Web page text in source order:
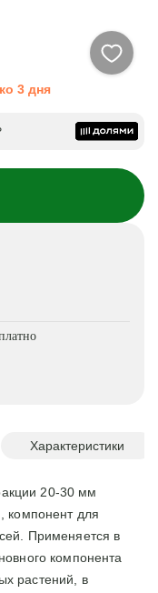
3 дня
Характеристики
20-30 мм
компонент для
Применяется в
компонента
растений, в